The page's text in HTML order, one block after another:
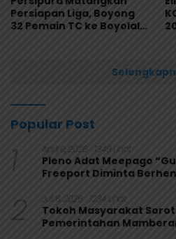
Persiapan Liga, Boyong
32 Pemain TC ke Boyolali
Popular Post
1 April 9, 2026 1349 Lihat
Pleno Adat Meepago
Freeport Diminta
2 Juli 6, 2026 1234 Lihat
Tokoh Masyarakat
Pemerintahan